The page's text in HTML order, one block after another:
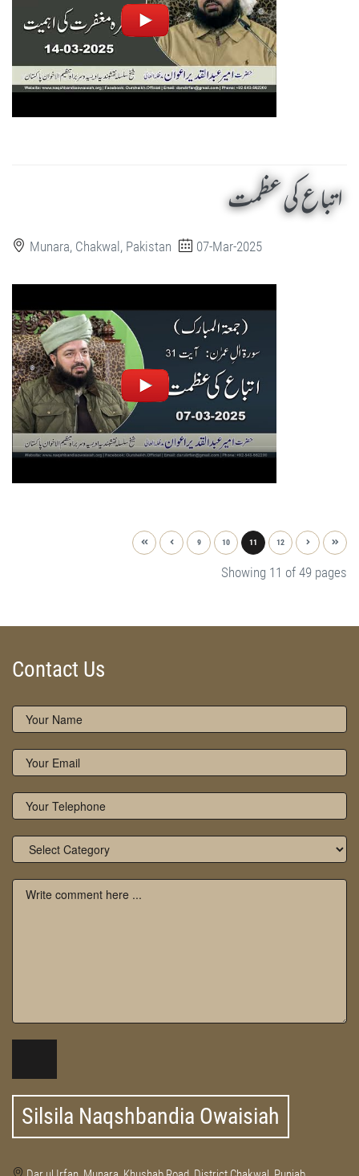
اتباع کی عظمت
Munara, Chakwal, Pakistan 07-Mar-2025
9 10 11 12
Showing 11 of 49 pages
Contact Us
Silsila Naqshbandia Owaisiah